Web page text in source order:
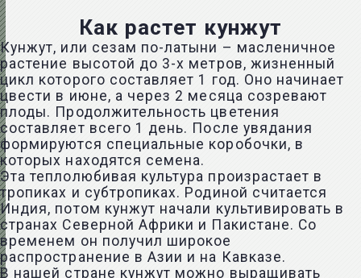
Как растет кунжут
Кунжут, или сезам по-латыни – масленичное
растение высотой до 3-х метров, жизненный
цикл которого составляет 1 год. Оно начинает
цвести в июне, а через 2 месяца созревают
плоды. Продолжительность цветения
составляет всего 1 день. После увядания
формируются специальные коробочки, в
которых находятся семена.
Эта теплолюбивая культура произрастает в
тропиках и субтропиках. Родиной считается
Индия, потом кунжут начали культивировать в
странах Северной Африки и Пакистане. Со
временем он получил широкое
распространение в Азии и на Кавказе.
В нашей стране кунжут можно выращивать